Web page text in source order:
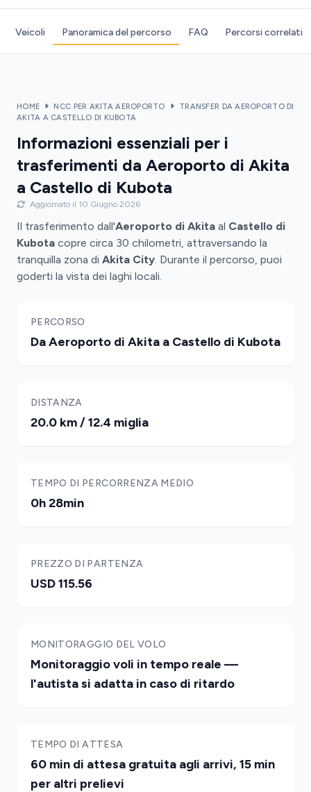
Veicoli Panoramica del percorso FAQ Percorsi correlati
HOME NCC PER AKITA AEROPORTO
TRANSFER DA AEROPORTO DI
AKITA A CASTELLO DI KUBOTA
Informazioni essenziali per i
trasferimenti da Aeroporto di Akita
a Castello di Kubota
Aggiornato il 10 Giugno 2026
Il trasferimento dall'Aeroporto di Akita al Castello di
Kubota copre circa 30 chilometri, attraversando la
tranquilla zona di Akita City. Durante il percorso, puoi
goderti la vista dei laghi locali.
PERCORSO
Da Aeroporto di Akita a Castello di Kubota
DISTANZA
20.0 km / 12.4 miglia
TEMPO DI PERCORRENZA MEDIO
0h 28min
PREZZO DI PARTENZA
USD 115.56
MONITORAGGIO DEL VOLO
Monitoraggio voli in tempo reale —
l'autista si adatta in caso di ritardo
TEMPO DI ATTESA
60 min di attesa gratuita agli arrivi, 15 min
per altri prelievi